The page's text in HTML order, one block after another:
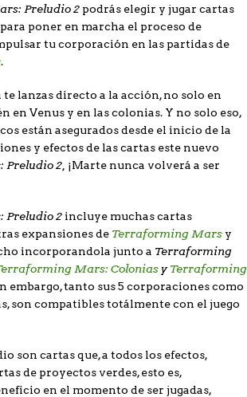
Preludio 2 podrás elegir y jugar cartas
poner en marcha el proceso de
tu corporación en las partidas de
.
lanzas directo a la acción, no solo en
en Venus y en las colonias. Y no solo eso,
están asegurados desde el inicio de la
y efectos de las cartas este nuevo
2, ¡Marte nunca volverá a ser
Preludio 2 incluye muchas cartas
expansiones de Terraforming Mars y
incorporandola junto a Terraforming
Mars: ColoniasyTerraforming
embargo, tanto sus 5 corporaciones como
son compatibles totálmente con el juego
son cartas que, a todos los efectos,
de proyectos verdes, esto es,
en el momento de ser jugadas,